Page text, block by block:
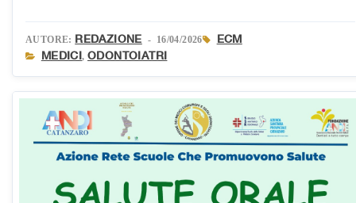
AUTORE: REDAZIONE - 16/04/2026
ECM
MEDICI,ODONTOIATRI